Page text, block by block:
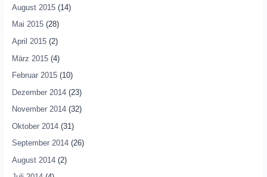
August 2015(14)
Mai 2015(28)
April 2015(2)
März 2015(4)
Februar 2015(10)
Dezember 2014(23)
November 2014(32)
Oktober 2014(31)
September 2014(26)
August 2014(2)